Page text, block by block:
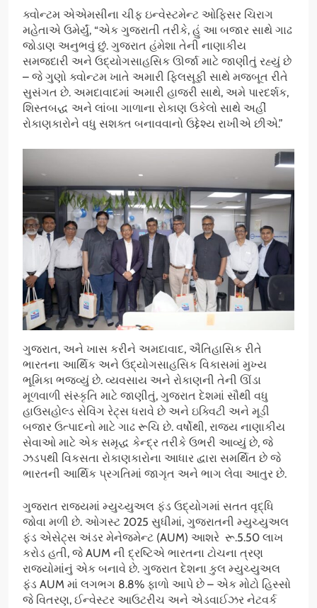
ક્વોન્ટમ એએમસીના ચીફ ઇન્વેસ્ટમેન્ટ ઓફિસર ચિરાગ
મહેતાએ ઉમેર્યું, “એક ગુજરાતી તરીકે, હું આ બજાર સાથે ગાઢ
જોડાણ અનુભવું છું. ગુજરાત હંમેશા તેની નાણાકીય
સમજદારી અને ઉદ્યોગસાહસિક ઊર્જા માટે જાણીતું રહ્યું છે
– જે ગુણો ક્વોન્ટમ ખાતે અમારી ફિલસૂફી સાથે મજબૂત રીતે
સુસંગત છે. અમદાવાદમાં અમારી હાજરી સાથે, અમે પારદર્શક,
શિસ્તબદ્ધ અને લાંબા ગાળાના રોકાણ ઉકેલો સાથે અહીં
રોકાણકારોને વધુ સશક્ત બનાવવાનો ઉદ્દેશ્ય રાખીએ છીએ.”
ગુજરાત, અને ખાસ કરીને અમદાવાદ, ઐતિહાસિક રીતે
ભારતના આર્થિક અને ઉદ્યોગસાહસિક વિકાસમાં મુખ્ય
ભૂમિકા ભજવ્યું છે. વ્યવસાય અને રોકાણની તેની ઊંડા
મૂળવાળી સંસ્કૃતિ માટે જાણીતું, ગુજરાત દેશમાં સૌથી વધુ
હાઉસહોલ્ડ સેવિંગ રેટ્સ ધરાવે છે અને ઇક્વિટી અને મૂડી
બજાર ઉત્પાદનો માટે ગાઢ રૂચિ છે. વર્ષોથી, રાજ્ય નાણાકીય
સેવાઓ માટે એક સમૃદ્ધ કેન્દ્ર તરીકે ઉભરી આવ્યું છે, જે
ઝડપથી વિકસતા રોકાણકારોના આધાર દ્વારા સમર્થિત છે જે
ભારતની આર્થિક પ્રગતિમાં જાગૃત અને ભાગ લેવા આતુર છે.
ગુજરાત રાજ્યમાં મ્યુચ્યુઅલ ફંડ ઉદ્યોગમાં સતત વૃદ્ધિ
જોવા મળી છે. ઓગસ્ટ 2025 સુધીમાં, ગુજરાતની મ્યુચ્યુઅલ
ફંડ એસેટ્સ અંડર મેનેજમેન્ટ (AUM) આશરે રૂ.5.50 લાખ
કરોડ હતી, જે AUM ની દ્રષ્ટિએ ભારતના ટોચના ત્રણ
રાજ્યોમાંનું એક બનાવે છે. ગુજરાત દેશના કુલ મ્યુચ્યુઅલ
ફંડ AUM માં લગભગ 8.8% ફાળો આપે છે – એક મોટો હિસ્સો
જે વિતરણ, ઈન્વેસ્ટર આઉટરીચ અને એડવાઈઝર નેટવર્ક